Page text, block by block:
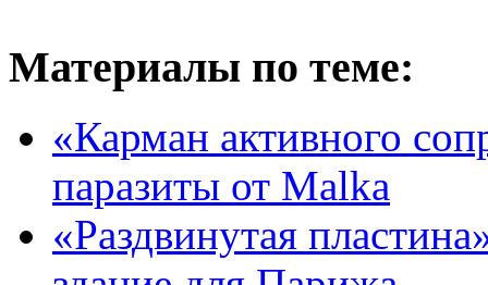
Материалы по теме:
«Карман активного
паразиты от Malka
«Раздвинутая